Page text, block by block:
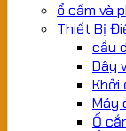
ổ cấm và
Thiết Bị
cầu
Dây
Khởi
Máy
Ổ